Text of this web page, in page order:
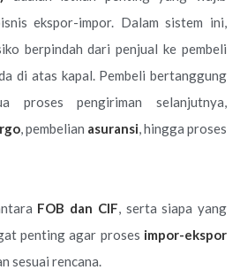
ekspor-impor. Dalam sistem ini,
berpindah dari penjual ke pembeli
di atas kapal. Pembeli bertanggung
proses pengiriman selanjutnya,
, pembelian asuransi, hingga proses
FOB dan CIF, serta siapa yang
penting agar proses impor-ekspor
sesuai rencana.